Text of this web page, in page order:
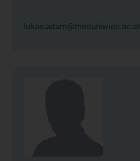
lukas.adam@meduniwien.ac.at